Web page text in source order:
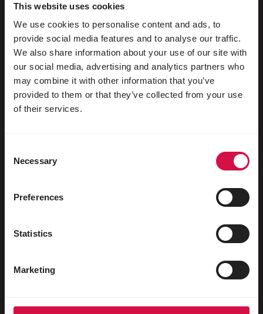
This website uses cookies
We use cookies to personalise content and ads, to
provide social media features and to analyse our traffic.
We also share information about your use of our site with
our social media, advertising and analytics partners who
may combine it with other information that you’ve
provided to them or that they’ve collected from your use
of their services.
Selection
Necessary
Preferences
Statistics
Marketing
Voor jouw dier
Siervogels
Buitenvogels
Steltlopers & loopvogels
Sierduiven
Fretten
Reptielen